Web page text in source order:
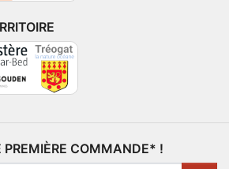
PREMIÈRE COMMANDE* !